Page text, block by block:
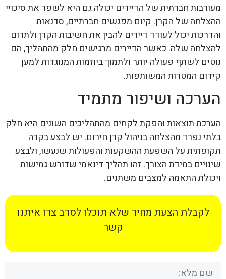
מעורבות חברתית של הדיירים יכולה גם היא לשפר את סיכויי
ההצלחה של הקרן. קיום מפגשים חברתיים, סדנאות
והדרכות יכול לעודד דיירים להבין את חשיבות הקרן ולתרום
להצלחה שלה. כאשר הדיירים מרגישים חלק מהתהליך, הם
נוטים לשתף פעולה יותר ולתמוך ביוזמות המנוגדות למען
קידום המטרות המשותפות.
הערכה ושיפור מתמיד
הערכת תוצאות והפקת לקחים מהתהליכים השונים היא חלק
בלתי נפרד מהצלחה בניהול קרן חירום. יש לבצע בקרה
תקופתית על השפעת ההשקעות והפעולות שנעשו, ולבצע
שינויים במידת הצורך. זהו תהליך דינאמי שדורש גמישות
ויכולת התאמה למצבים משתנים.
לקבלת הצעת מחיר שלא תוכלו לסרב צרו איתנו
קשר